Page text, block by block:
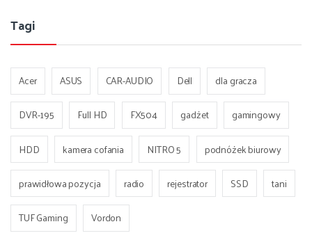
Tagi
Acer ASUS CAR-AUDIO Dell
dla gracza
DVR-195
Full HD FX504 gadżet
gamingowy
HDD
kamera cofania NITRO 5
podnóżek biurowy
prawidłowa pozycja
radio rejestrator SSD
tani
TUF Gaming
Vordon